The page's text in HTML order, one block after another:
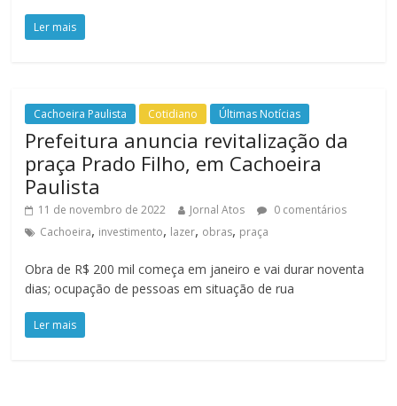
Ler mais
Cachoeira Paulista Cotidiano Últimas Notícias
Prefeitura anuncia revitalização da
praça Prado Filho, em Cachoeira
Paulista
11 de novembro de 2022 Jornal Atos
0 comentários
Cachoeira, investimento, lazer, obras, praça
Obra de R$ 200 mil começa em janeiro e vai durar noventa
dias; ocupação de pessoas em situação de rua
Ler mais